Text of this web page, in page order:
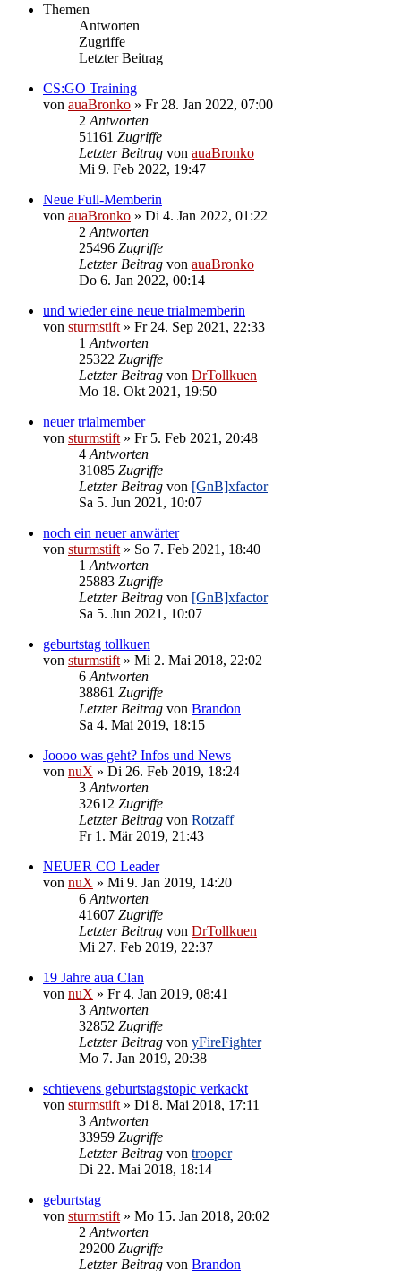
Themen
Antworten
Zugriffe
Letzter Beitrag
CS:GO Training
von auaBronko » Fr 28. Jan 2022, 07:00
2 Antworten
51161 Zugriffe
Letzter Beitrag von auaBronko
Mi 9. Feb 2022, 19:47
Neue Full-Memberin
von auaBronko » Di 4. Jan 2022, 01:22
2 Antworten
25496 Zugriffe
Letzter Beitrag von auaBronko
Do 6. Jan 2022, 00:14
und wieder eine neue trialmemberin
von sturmstift » Fr 24. Sep 2021, 22:33
1 Antworten
25322 Zugriffe
Letzter Beitrag von DrTollkuen
Mo 18. Okt 2021, 19:50
neuer trialmember
von sturmstift » Fr 5. Feb 2021, 20:48
4 Antworten
31085 Zugriffe
Letzter Beitrag von [GnB]xfactor
Sa 5. Jun 2021, 10:07
noch ein neuer anwärter
von sturmstift » So 7. Feb 2021, 18:40
1 Antworten
25883 Zugriffe
Letzter Beitrag von [GnB]xfactor
Sa 5. Jun 2021, 10:07
geburtstag tollkuen
von sturmstift » Mi 2. Mai 2018, 22:02
6 Antworten
38861 Zugriffe
Letzter Beitrag von Brandon
Sa 4. Mai 2019, 18:15
Joooo was geht? Infos und News
von nuX » Di 26. Feb 2019, 18:24
3 Antworten
32612 Zugriffe
Letzter Beitrag von Rotzaff
Fr 1. Mär 2019, 21:43
NEUER CO Leader
von nuX » Mi 9. Jan 2019, 14:20
6 Antworten
41607 Zugriffe
Letzter Beitrag von DrTollkuen
Mi 27. Feb 2019, 22:37
19 Jahre aua Clan
von nuX » Fr 4. Jan 2019, 08:41
3 Antworten
32852 Zugriffe
Letzter Beitrag von yFireFighter
Mo 7. Jan 2019, 20:38
schtievens geburtstagstopic verkackt
von sturmstift » Di 8. Mai 2018, 17:11
3 Antworten
33959 Zugriffe
Letzter Beitrag von trooper
Di 22. Mai 2018, 18:14
geburtstag
von sturmstift » Mo 15. Jan 2018, 20:02
2 Antworten
29200 Zugriffe
Letzter Beitrag von Brandon